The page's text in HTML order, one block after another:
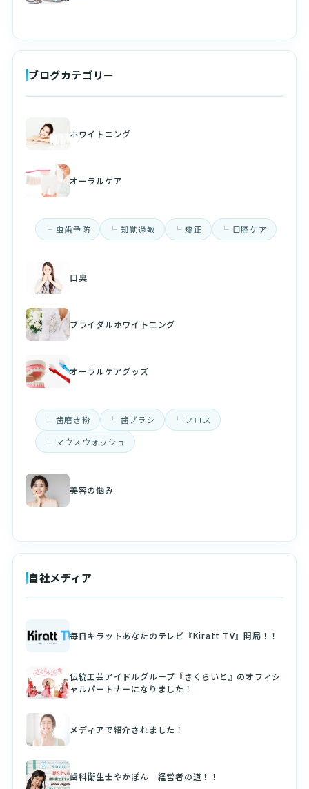
ブログカテゴリー
ホワイトニング
オーラルケア
虫歯予防 知覚過敏 矯正 口腔ケア
口臭
ブライダルホワイトニング
オーラルケアグッズ
歯磨き粉 歯ブラシ
フロス
マウスウォッシュ
美容の悩み
自社メディア
毎日キラットあなたのテレビ『Kiratt TV』開局！！
伝統工芸アイドルグループ『さくらいと』のオフィシ
ャルパートナーになりました！
メディアで紹介されました！
歯科衛生士やかぽん 経営者の道！！